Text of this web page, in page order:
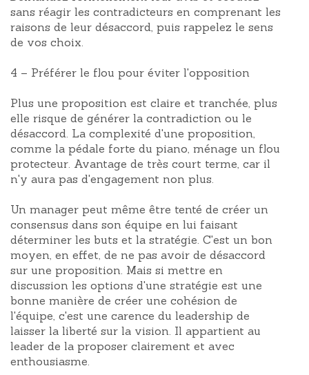
sans réagir les contradicteurs en comprenant les
raisons de leur désaccord, puis rappelez le sens
de vos choix.
4 – Préférer le flou pour éviter l'opposition
Plus une proposition est claire et tranchée, plus
elle risque de générer la contradiction ou le
désaccord. La complexité d'une proposition,
comme la pédale forte du piano, ménage un flou
protecteur. Avantage de très court terme, car il
n'y aura pas d'engagement non plus.
Un manager peut même être tenté de créer un
consensus dans son équipe en lui faisant
déterminer les buts et la stratégie. C'est un bon
moyen, en effet, de ne pas avoir de désaccord
sur une proposition. Mais si mettre en
discussion les options d'une stratégie est une
bonne manière de créer une cohésion de
l'équipe, c'est une carence du leadership de
laisser la liberté sur la vision. Il appartient au
leader de la proposer clairement et avec
enthousiasme.